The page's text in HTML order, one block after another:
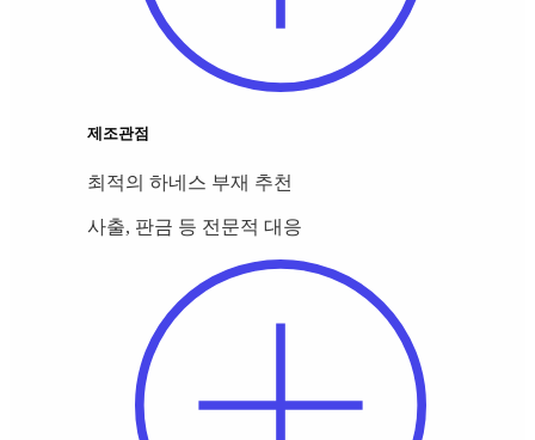
제조관점
최적의 하네스 부재 추천
사출, 판금 등 전문적 대응